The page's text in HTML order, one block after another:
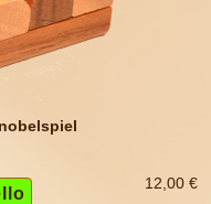
12,00 €